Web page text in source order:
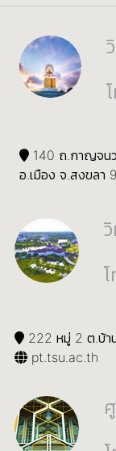
140 ถ.กาญจน
อ.เมือง จ.สงขลา
222 หมู่ 2 ต.บ้า
pt.tsu.ac.th